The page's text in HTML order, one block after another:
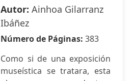
Autor: Ainhoa Gilarranz
Ibáñez
Número de Páginas: 383
Como si de una exposición
museística se tratara, esta